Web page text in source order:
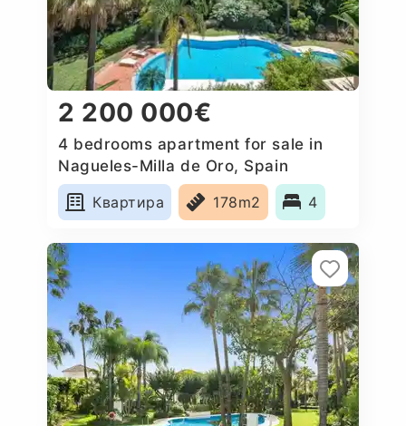
2 200 000€
4 bedrooms apartment for sale in
Nagueles-Milla de Oro, Spain
Квартира
178m2 4